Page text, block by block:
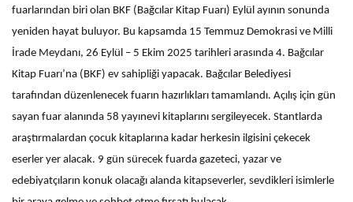
fuarlarından biri olan BKF (Bağcılar Kitap Fuarı) Eylül ayının sonunda
yeniden hayat buluyor. Bu kapsamda 15 Temmuz Demokrasi ve Milli
İrade Meydanı, 26 Eylül – 5 Ekim 2025 tarihleri arasında 4. Bağcılar
Kitap Fuarı’na (BKF) ev sahipliği yapacak. Bağcılar Belediyesi
tarafından düzenlenecek fuarın hazırlıkları tamamlandı. Açılış için gün
sayan fuar alanında 58 yayınevi kitaplarını sergileyecek. Stantlarda
araştırmalardan çocuk kitaplarına kadar herkesin ilgisini çekecek
eserler yer alacak. 9 gün sürecek fuarda gazeteci, yazar ve
edebiyatçıların konuk olacağı alanda kitapseverler, sevdikleri isimlerle